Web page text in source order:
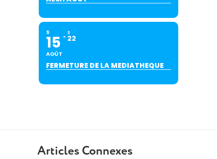
S
15
AOÛT
S
22
FERMETURE DE LA MEDIATHEQUE
Articles Connexes